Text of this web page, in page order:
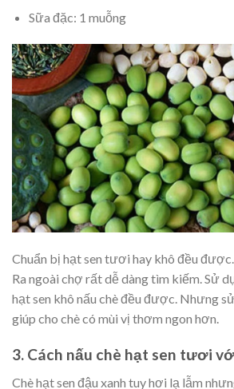
Sữa đặc: 1 muỗng
Chuẩn bị hạt sen tươi hay khô đều được.
Ra ngoài chợ rất dễ dàng tìm kiếm. Sử
hạt sen khô nấu chè đều được. Nhưng
giúp cho chè có mùi vị thơm ngon hơn.
3. Cách nấu chè hạt sen tươi
Chè hạt sen đậu xanh tuy hơi lạ lẫm